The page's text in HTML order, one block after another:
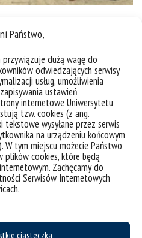
Państwo,
dużą wagę do
odwiedzających serwisy
usług, umożliwienia
ustawień
internetowe Uniwersytetu
tzw. cookies (z ang.
tekstowe wysyłane przez serwis
na urządzeniu końcowym
tym miejscu możecie Państwo
cookies, które będą
Zachęcamy do
Serwisów Internetowych
ciasteczka